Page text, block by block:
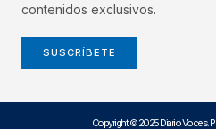
contenidos exclusivos.
SUSCRÍBETE
Copyright © 2025 Diario Voces.